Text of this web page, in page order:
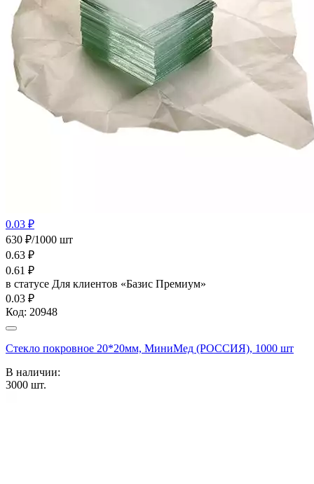
0.03 ₽
630 ₽/1000 шт
0.63 ₽
0.61 ₽
в статусе Для клиентов «Базис Премиум»
0.03 ₽
Код: 20948
Стекло покровное 20*20мм, МиниМед (РОССИЯ), 1000 шт
В наличии:
3000 шт.